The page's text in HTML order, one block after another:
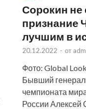
Сорокин не
признание
лучшим в
20.12.2022 - от
Фото: Global
Бывший
чемпионата
России Алексей